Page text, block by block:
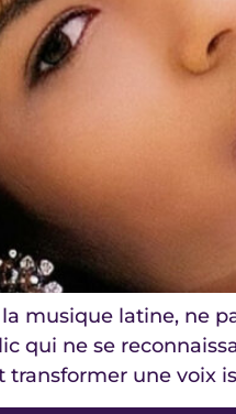
musique latine, ne
qui ne se
une voix